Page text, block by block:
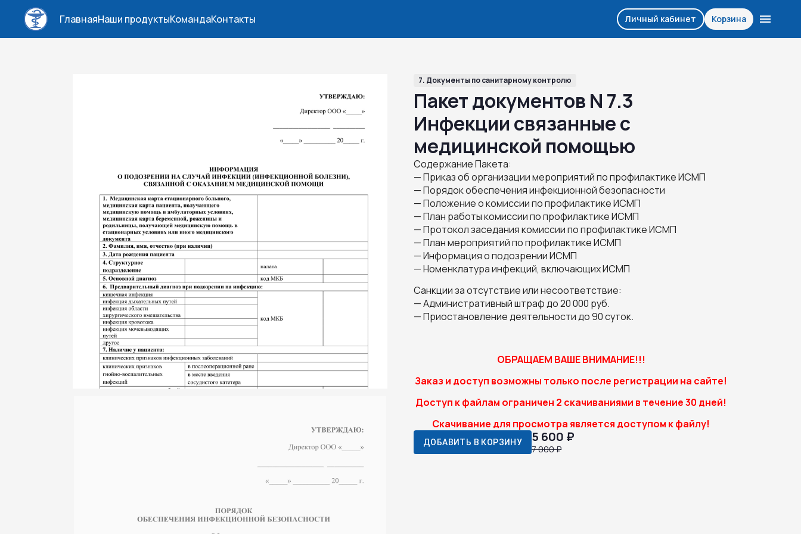
ГлавнаяНаши продуктыКомандаКонтакты Личный кабинет Корзина
7. Документы по санитарному контролю
Пакет документов N 7.3
Инфекции связанные с
медицинской помощью
Содержание Пакета:
— Приказ об организации мероприятий по профилактике ИСМП
— Порядок обеспечения инфекционной безопасности
— Положение о комиссии по профилактике ИСМП
— План работы комиссии по профилактике ИСМП
— Протокол заседания комиссии по профилактике ИСМП
— План мероприятий по профилактике ИСМП
— Информация о подозрении ИСМП
— Номенклатура инфекций, включающих ИСМП
Санкции за отсутствие или несоответствие:
— Административный штраф до 20 000 руб.
— Приостановление деятельности до 90 суток.
ОБРАЩАЕМ ВАШЕ ВНИМАНИЕ!!!
Заказ и доступ возможны только после регистрации на сайте!
Доступ к файлам ограничен 2 скачиваниями в течение 30 дней!
Скачивание для просмотра является доступом к файлу!
5 600 ₽
7 000 ₽
ДОБАВИТЬ В КОРЗИНУ